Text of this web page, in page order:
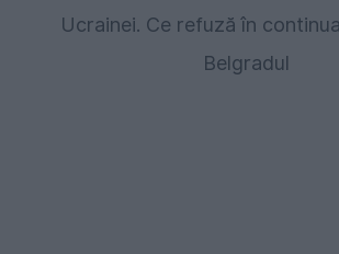
Ucrainei. Ce refuză în
Belgradul